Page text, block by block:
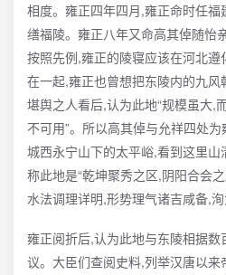
相度。雍正四年四月,雍正命时任
缮福陵。雍正八年又命高其倬随怡
按照先例,雍正的陵寝应该在河北
在一起,雍正也曾想把东陵内的九
堪舆之人看后,认为此地“规模虽大,
不可用”。所以高其倬与允祥四处
城西永宁山下的太平峪,看到这里
称此地是“乾坤聚秀之区,阴阳合会
水法调理详明,形势理气诸吉咸备,洵
雍正阅折后,认为此地与东陵相据
议。大臣们查阅史料,列举汉唐以